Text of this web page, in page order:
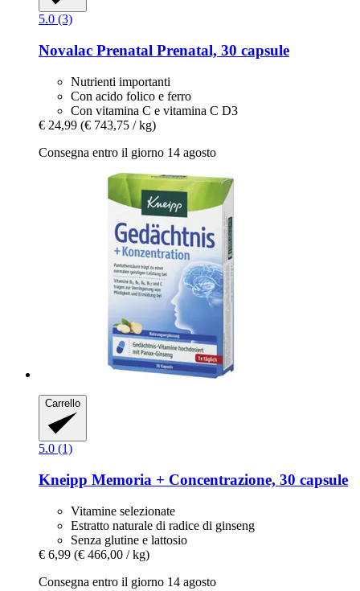
5.0 (3)
Novalac Prenatal Prenatal, 30 capsule
Nutrienti importanti
Con acido folico e ferro
Con vitamina C e vitamina C D3
€ 24,99 (€ 743,75 / kg)
Consegna entro il giorno 14 agosto
Carrello
5.0 (1)
Kneipp Memoria + Concentrazione, 30 capsule
Vitamine selezionate
Estratto naturale di radice di ginseng
Senza glutine e lattosio
€ 6,99 (€ 466,00 / kg)
Consegna entro il giorno 14 agosto